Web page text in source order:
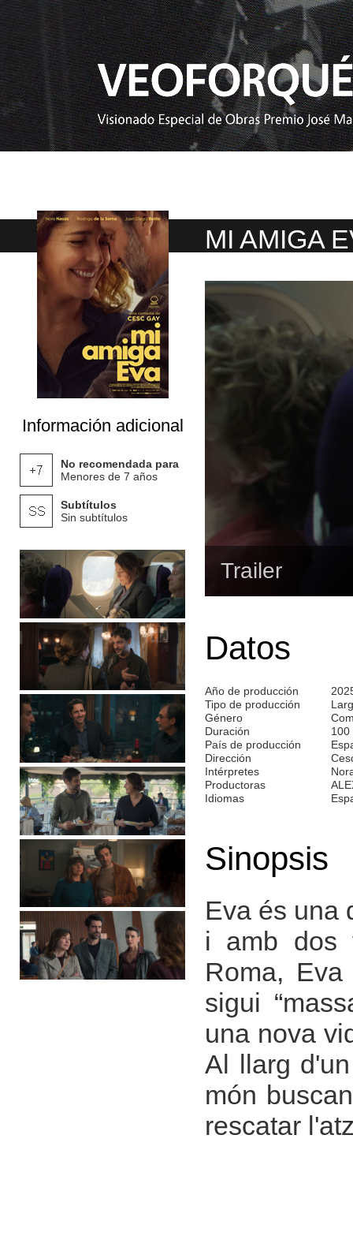
Información adicional
No recomendada para
Menores de 7 años
Subtítulos
Sin subtítulos
MI AMIGA
Trailer
Datos
Año de producción
Tipo de producción
Género
Duración
100
País de producción
Dirección
Intérpretes
Productoras
Idiomas
Sinopsis
Eva és una
i amb dos
Roma,
sigui
una nova
Al llarg
món
rescatar